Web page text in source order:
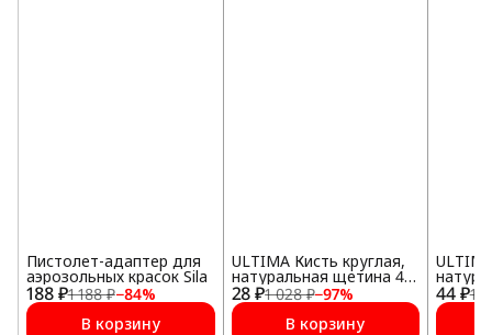
188 ₽1 188 ₽−84%
Пистолет-адаптер для
аэрозольных красок Sila
В корзину
28 ₽1 028 ₽−97%
ULTIMA Кисть круглая,
натуральная щетина 45
мм №12
В корзину
44 ₽1
мм №16